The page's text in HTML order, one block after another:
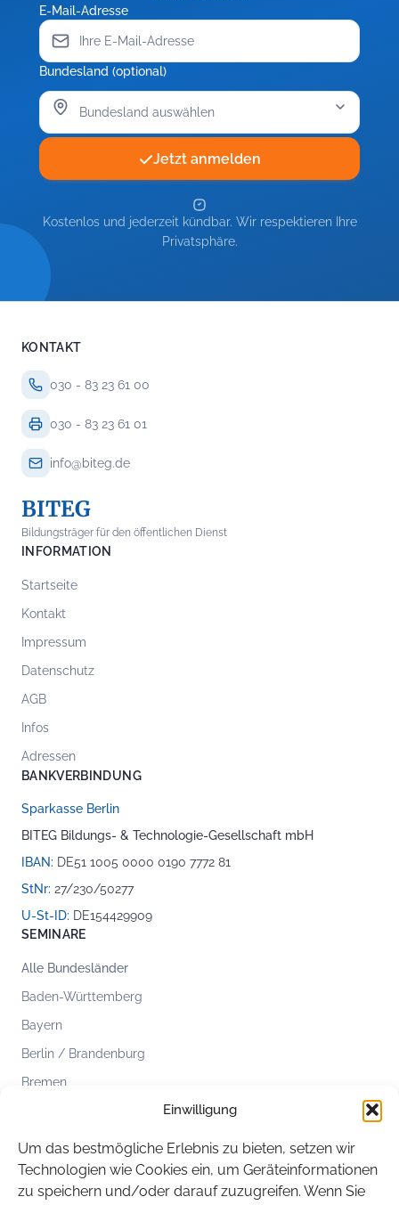
Einwilligung
Um das bestmögliche Erlebnis zu bieten, setzen wir
Technologien wie Cookies ein, um Geräteinformationen
zu speichern und/oder darauf zuzugreifen. Wenn Sie
E-Mail-Adresse
Bundesland (optional)
Jetzt anmelden
Kostenlos und jederzeit kündbar. Wir respektieren Ihre
Privatsphäre.
KONTAKT
030 - 83 23 61 00
030 - 83 23 61 01
info@biteg.de
BITEG
Bildungsträger für den öffentlichen Dienst
INFORMATION
Startseite
Kontakt
Impressum
Datenschutz
AGB
Infos
Adressen
BANKVERBINDUNG
Sparkasse Berlin
BITEG Bildungs- & Technologie-Gesellschaft mbH
IBAN: DE51 1005 0000 0190 7772 81
StNr: 27/230/50277
U-St-ID: DE154429909
SEMINARE
Alle Bundesländer
Baden-Württemberg
Bayern
Berlin / Brandenburg
Bremen
Mecklenburg-Vorpommern
Niedersachsen